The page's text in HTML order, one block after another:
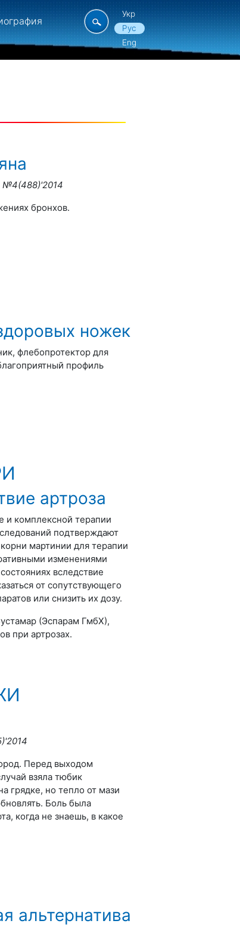
Укр
Рус
Eng
№4(488)'2014
бронхов.
ножек
флебопротектор для
профиль
артроза
и комплексной терапии
подтверждают
мартинии для терапии
изменениями
вследствие
от сопутствующего
или снизить их дозу.
(Эспарам ГмбХ),
при артрозах.
Перед выходом
взяла тюбик
грядке, но тепло от мази
Боль была
когда не знаешь, в какое
альтернатива